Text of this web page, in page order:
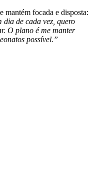
mantém focada e disposta:
dia de cada vez, quero
O plano é me manter
possível.”